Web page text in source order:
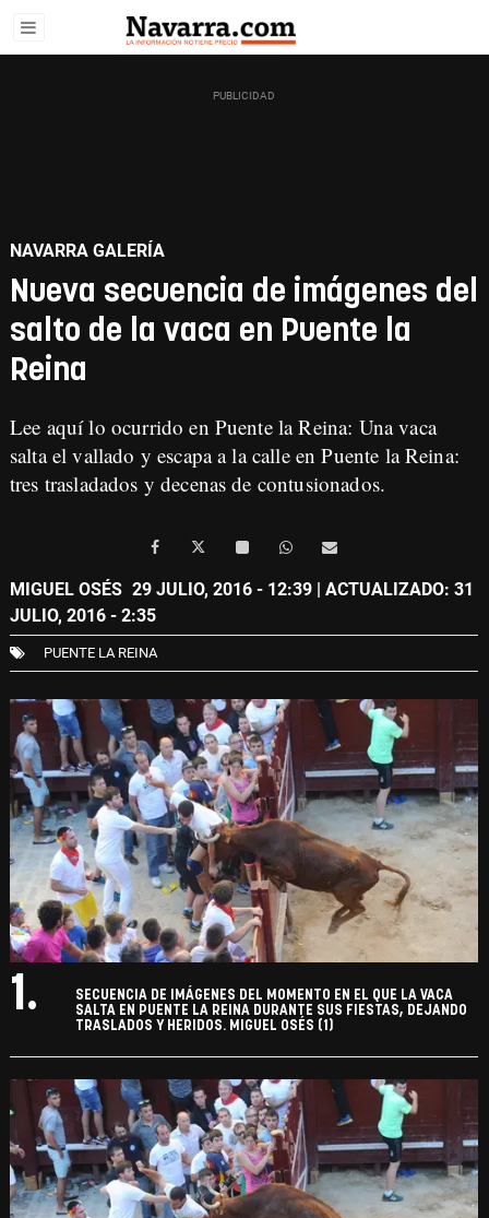
NAVARRA GALERÍA
Nueva secuencia de imágenes del
salto de la vaca en Puente la
Reina
Lee aquí lo ocurrido en Puente la Reina: Una vaca
salta el vallado y escapa a la calle en Puente la Reina:
tres trasladados y decenas de contusionados.
MIGUEL OSÉS 29 JULIO, 2016 - 12:39 | ACTUALIZADO: 31
JULIO, 2016 - 2:35
PUENTE LA REINA
1.
SECUENCIA DE IMÁGENES DEL MOMENTO EN EL QUE LA VACA
SALTA EN PUENTE LA REINA DURANTE SUS FIESTAS, DEJANDO
TRASLADOS Y HERIDOS. MIGUEL OSÉS (1)